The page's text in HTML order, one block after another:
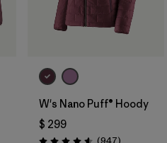
W's Nano Puff® Hoody
$ 299
(947Comentarios
)